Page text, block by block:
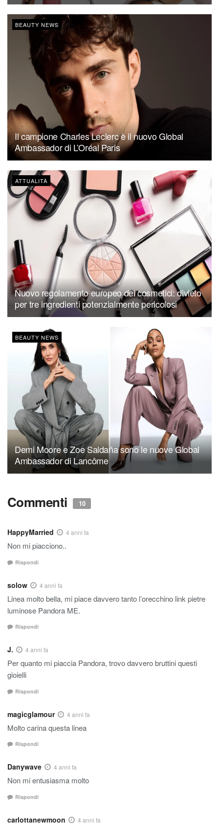
BEAUTY NEWS
Il campione Charles Leclerc è il nuovo Global
Ambassador di L’Oréal Paris
ATTUALITÀ
Nuovo regolamento europeo dei cosmetici: divieto
per tre ingredienti potenzialmente pericolosi
BEAUTY NEWS
Demi Moore e Zoe Saldaña sono le nuove Global
Ambassador di Lancôme
Commenti 10
HappyMarried 4 anni fa
Non mi piacciono..
Rispondi
solow 4 anni fa
Linea molto bella, mi piace davvero tanto l’orecchino link pietre
luminose Pandora ME.
Rispondi
J. 4 anni fa
Per quanto mi piaccia Pandora, trovo davvero bruttini questi
gioielli
Rispondi
magicglamour 4 anni fa
Molto carina questa linea
Rispondi
Danywave 4 anni fa
Non mi entusiasma molto
Rispondi
carlottanewmoon 4 anni fa